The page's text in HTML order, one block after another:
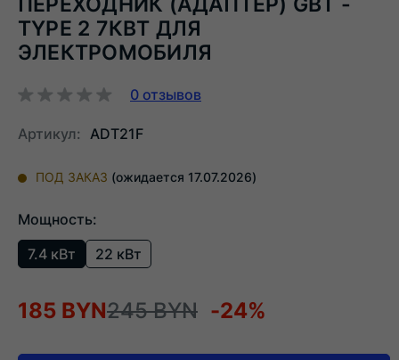
TYPE 2 7КВТ ДЛЯ
ЭЛЕКТРОМОБИЛЯ
0 отзывов
Артикул: ADT21F
ПОД ЗАКАЗ (ожидается 17.07.2026)
Мощность:
7.4 кВт
22 кВт
185 BYN245 BYN -24%